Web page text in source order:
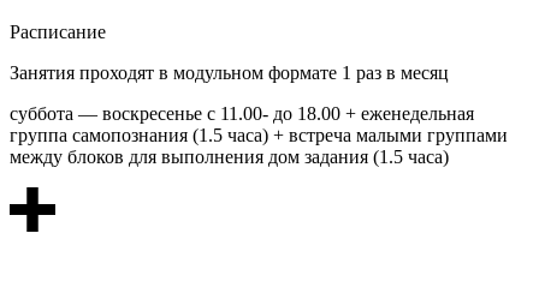
Расписание
Занятия проходят в модульном формате 1 раз в месяц
суббота — воскресенье с 11.00- до 18.00 + еженедельная
группа самопознания (1.5 часа) + встреча малыми группами
между блоков для выполнения дом задания (1.5 часа)